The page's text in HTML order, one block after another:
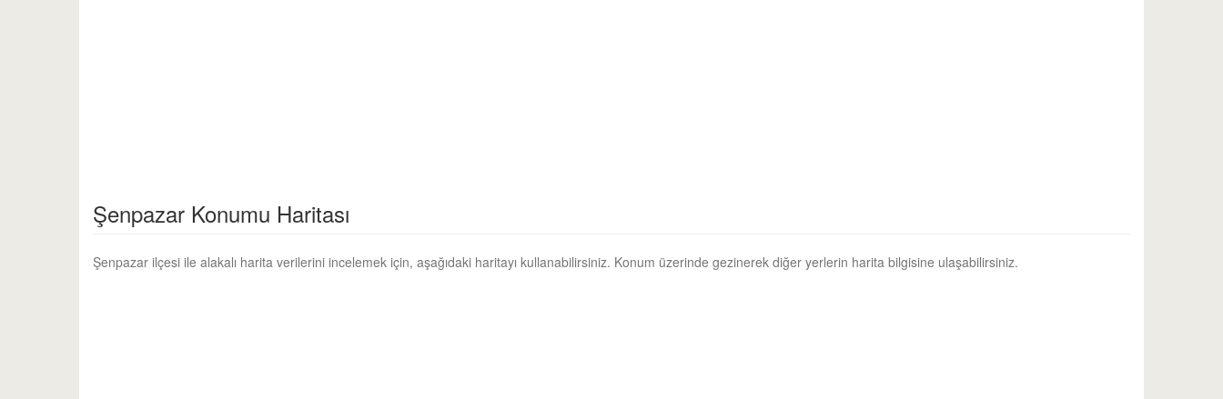
Şenpazar Konumu Haritası
Şenpazar ilçesi ile alakalı harita verilerini incelemek için, aşağıdaki haritayı kullanabilirsiniz. Konum üzerinde gezinerek diğer yerlerin harita bilgisine ulaşabilirsiniz.